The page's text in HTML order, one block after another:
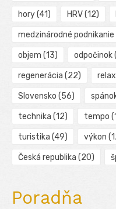
hory(41) HRV(12)
medzinárodné podnikanie
objem (13) odpočinok
regenerácia (22) relax
Slovensko (56)
technika (12) tempo
turistika (49) výkon
Česká republika (20)
Poradňa